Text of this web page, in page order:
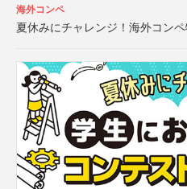
海外コンペ
夏休みにチャレンジ！海外コン